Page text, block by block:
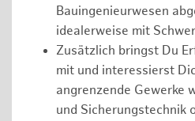
Bauingenieurwesen
idealerweise mit
Zusätzlich bringst Du
mit und interessierst
angrenzende Gewerke
und Sicherungstechnik